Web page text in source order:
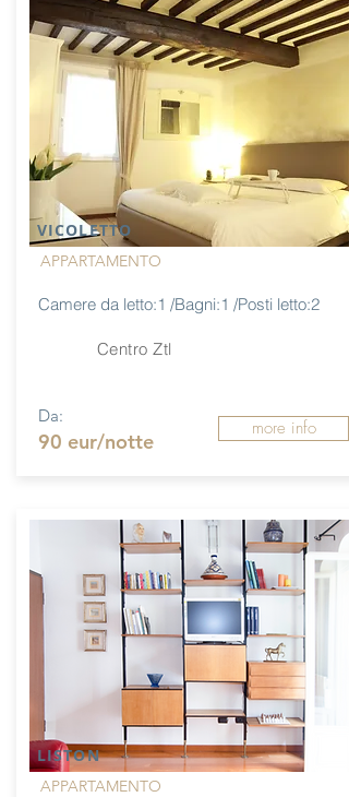
VICOLETTO
APPARTAMENTO
Camere da letto:1 /Bagni:1 /Posti letto:2
Centro Ztl
Da:
90 eur/notte
more info
LISTON
APPARTAMENTO